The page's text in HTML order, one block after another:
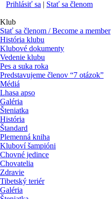
Prihlásiť sa | Stať sa členom
Klub
Stať sa členom / Become a member
História klubu
Klubové dokumenty
Vedenie klubu
Pes a suka roka
Predstavujeme členov “7 otázok”
Médiá
Lhasa apso
Galéria
Šteniatka
História
Štandard
Plemenná kniha
Kluboví šampióni
Chovné jedince
Chovatelia
Zdravie
Tibetský teriér
Galéria